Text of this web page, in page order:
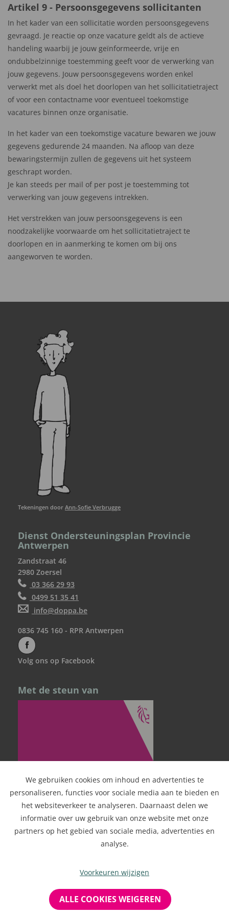
Artikel 9 - Persoonsgegevens sollicitanten
In het kader van een sollicitatie worden persoonsgegevens
gevraagd. Je reactie op onze vacature geldt als de actieve
handeling waarbij je jouw geïnformeerde, vrije en
ondubbelzinnige toestemming geeft voor de verwerking van
jouw gegevens. Jouw persoonsgegevens worden enkel
verwerkt met als doel het doorlopen van het sollicitatietraject
of voor een contactname voor eventueel toekomstige
vacatures binnen onze organisatie.
In het kader van een toekomstige vacature bewaren we jouw
gegevens gedurende 24 maanden. Na afloop van deze
bewaringstermijn zullen de gegevens uit het systeem
geschrapt worden.
Je kan steeds per mail of per post je toestemming tot
verwerking van jouw gegevens intrekken.
Het verstrekken van jouw persoonsgegevens is een
noodzakelijke voorwaarde om het sollicitatietraject te
doorlopen en in aanmerking te komen om bij ons
aangeworven te worden.
Tekeningen door Ann-Sofie Verbrugge
Dienst Ondersteuningsplan Provincie
Antwerpen
Zandstraat 46
2980 Zoersel
03 366 29 93
0499 51 35 41
info@doppa.be
0836 745 160 - RPR Antwerpen
Volg ons op Facebook
Met de steun van
Copyright Privacy policy
We gebruiken cookies om inhoud en advertenties te
personaliseren, functies voor sociale media aan te bieden en
het websiteverkeer te analyseren. Daarnaast delen we
informatie over uw gebruik van onze website met onze
partners op het gebied van sociale media, advertenties en
analyse.
Voorkeuren wijzigen
ALLE COOKIES WEIGEREN